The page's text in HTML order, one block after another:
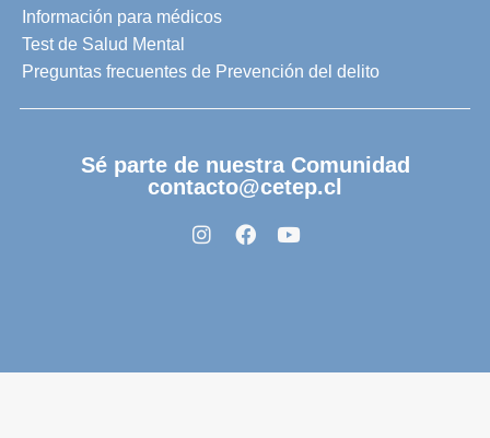
Información para médicos
Test de Salud Mental
Preguntas frecuentes de Prevención del delito
Sé parte de nuestra Comunidad
contacto@cetep.cl